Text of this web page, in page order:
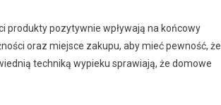
produkty pozytywnie wpływają na końcowy
oraz miejsce zakupu, aby mieć pewność, że
techniką wypieku sprawiają, że domowe